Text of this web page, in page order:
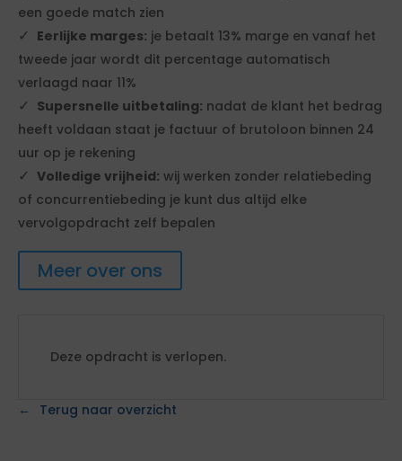
een goede match zien
Eerlijke marges: je betaalt 13% marge en vanaf het
tweede jaar wordt dit percentage automatisch
verlaagd naar 11%
Supersnelle uitbetaling: nadat de klant het bedrag
heeft voldaan staat je factuur of brutoloon binnen 24
uur op je rekening
Volledige vrijheid: wij werken zonder relatiebeding
of concurrentiebeding je kunt dus altijd elke
vervolgopdracht zelf bepalen
Meer over ons
Deze opdracht is verlopen.
Terug naar overzicht